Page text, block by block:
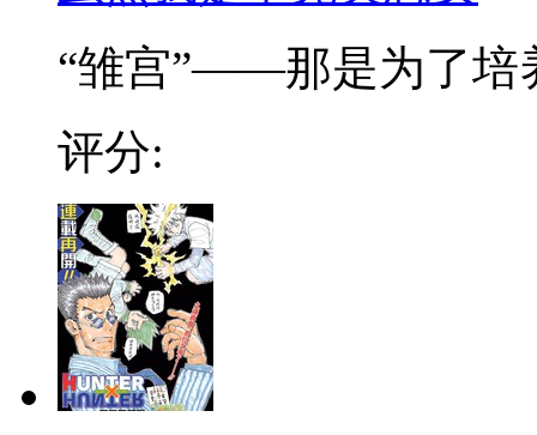
“雏宫”——那是为了培
评分: